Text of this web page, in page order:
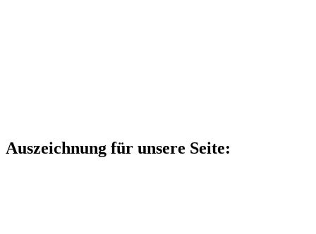
Auszeichnung für unsere Seite: